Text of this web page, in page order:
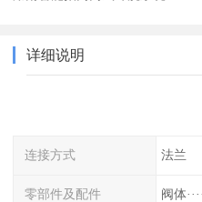
详细说明
连接方式 法兰
零部件及配件 阀体····